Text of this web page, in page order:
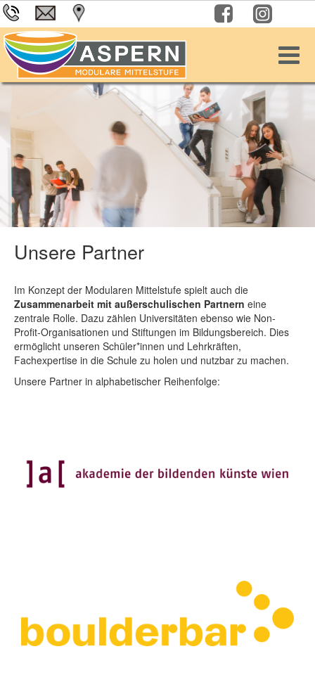
Unsere Partner
Im Konzept der Modularen Mittelstufe spielt auch die
Zusammenarbeit mit außerschulischen Partnern eine
zentrale Rolle. Dazu zählen Universitäten ebenso wie Non-
Profit-Organisationen und Stiftungen im Bildungsbereich. Dies
ermöglicht unseren Schüler*innen und Lehrkräften,
Fachexpertise in die Schule zu holen und nutzbar zu machen.
Unsere Partner in alphabetischer Reihenfolge: